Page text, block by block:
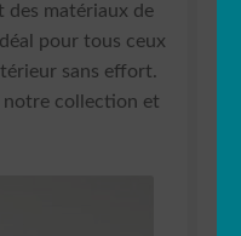
des matériaux de
pour tous ceux
sans effort.
notre collection et